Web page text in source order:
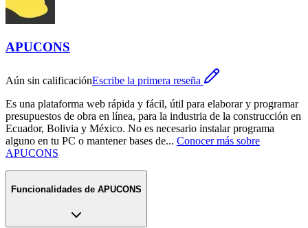
APUCONS
Aún sin calificaciónEscribe la primera reseña
Es una plataforma web rápida y fácil, útil para elaborar y programar
presupuestos de obra en línea, para la industria de la construcción en
Ecuador, Bolivia y México. No es necesario instalar programa
alguno en tu PC o mantener bases de... Conocer más sobre
APUCONS
Funcionalidades de APUCONS